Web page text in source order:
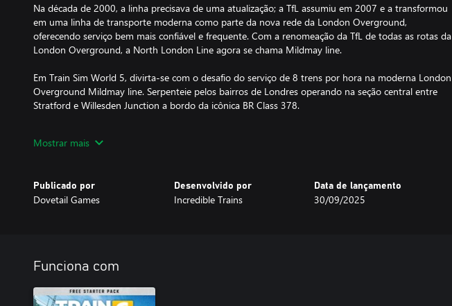
Na década de 2000, a linha precisava de uma atualização; a TfL assumiu em 2007 e a transformou
em uma linha de transporte moderna como parte da nova rede da London Overground,
oferecendo serviço bem mais confiável e frequente. Com a renomeação da TfL de todas as rotas da
London Overground, a North London Line agora se chama Mildmay line.
Em Train Sim World 5, divirta-se com o desafio do serviço de 8 trens por hora na moderna London
Overground Mildmay line. Serpenteie pelos bairros de Londres operando na seção central entre
Stratford e Willesden Junction a bordo da icônica BR Class 378.
Mostrar mais
Publicado por
Dovetail Games
Desenvolvido por
Incredible Trains
Data de lançamento
30/09/2025
Funciona com